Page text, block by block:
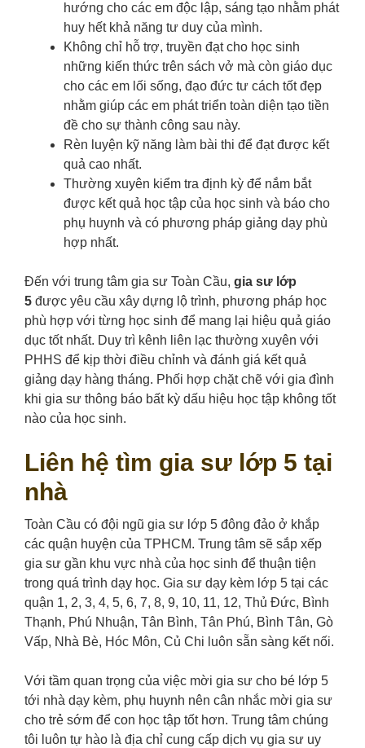
hướng cho các em độc lập, sáng tạo nhằm phát
huy hết khả năng tư duy của mình.
Không chỉ hỗ trợ, truyền đạt cho học sinh
những kiến thức trên sách vở mà còn giáo dục
cho các em lối sống, đạo đức tư cách tốt đẹp
nhằm giúp các em phát triển toàn diện tạo tiền
đề cho sự thành công sau này.
Rèn luyện kỹ năng làm bài thi để đạt được kết
quả cao nhất.
Thường xuyên kiểm tra định kỳ để nắm bắt
được kết quả học tập của học sinh và báo cho
phụ huynh và có phương pháp giảng dạy phù
hợp nhất.
Đến với trung tâm gia sư Toàn Cầu, gia sư lớp
5 được yêu cầu xây dựng lộ trình, phương pháp học
phù hợp với từng học sinh để mang lại hiệu quả giáo
dục tốt nhất. Duy trì kênh liên lạc thường xuyên với
PHHS để kịp thời điều chỉnh và đánh giá kết quả
giảng dạy hàng tháng. Phối hợp chặt chẽ với gia đình
khi gia sư thông báo bất kỳ dấu hiệu học tập không tốt
nào của học sinh.
Liên hệ tìm gia sư lớp 5 tại
nhà
Toàn Cầu có đội ngũ gia sư lớp 5 đông đảo ở khắp
các quận huyện của TPHCM. Trung tâm sẽ sắp xếp
gia sư gần khu vực nhà của học sinh để thuận tiện
trong quá trình dạy học. Gia sư dạy kèm lớp 5 tại các
quận 1, 2, 3, 4, 5, 6, 7, 8, 9, 10, 11, 12, Thủ Đức, Bình
Thạnh, Phú Nhuận, Tân Bình, Tân Phú, Bình Tân, Gò
Vấp, Nhà Bè, Hóc Môn, Củ Chi luôn sẵn sàng kết nối.
Với tầm quan trọng của việc mời gia sư cho bé lớp 5
tới nhà dạy kèm, phụ huynh nên cân nhắc mời gia sư
cho trẻ sớm để con học tập tốt hơn. Trung tâm chúng
tôi luôn tự hào là địa chỉ cung cấp dịch vụ gia sư uy